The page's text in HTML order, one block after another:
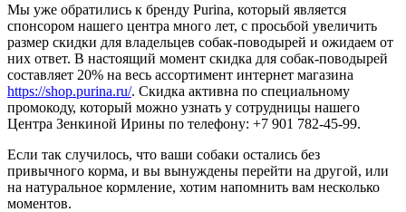
Мы уже обратились к бренду Purina, который является
спонсором нашего центра много лет, с просьбой увеличить
размер скидки для владельцев собак-поводырей и ожидаем от
них ответ. В настоящий момент скидка для собак-поводырей
составляет 20% на весь ассортимент интернет магазина
https://shop.purina.ru/. Скидка активна по специальному
промокоду, который можно узнать у сотрудницы нашего
Центра Зенкиной Ирины по телефону: +7 901 782-45-99.
Если так случилось, что ваши собаки остались без
привычного корма, и вы вынуждены перейти на другой, или
на натуральное кормление, хотим напомнить вам несколько
моментов.